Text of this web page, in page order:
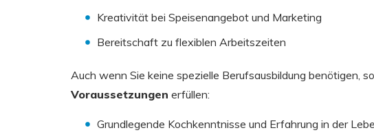
Kreativität bei Speisenangebot und Marketing
Bereitschaft zu flexiblen Arbeitszeiten
Auch wenn Sie keine spezielle Berufsausbildung benötigen,
Voraussetzungen erfüllen:
Grundlegende Kochkenntnisse und Erfahrung in der